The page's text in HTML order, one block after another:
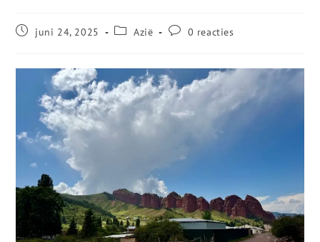
juni 24, 2025 Azië 0 reacties